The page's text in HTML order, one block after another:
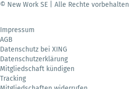
© New Work SE | Alle Rechte vorbehalten
Impressum
AGB
Datenschutz bei XING
Datenschutzerklärung
Mitgliedschaft kündigen
Tracking